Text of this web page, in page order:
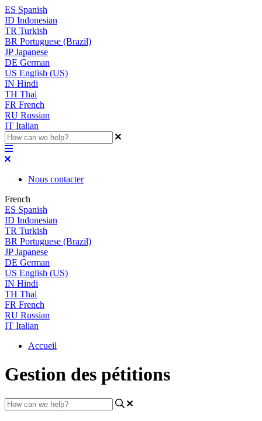
ES Spanish
ID Indonesian
TR Turkish
BR Portuguese (Brazil)
JP Japanese
DE German
US English (US)
IN Hindi
TH Thai
FR French
RU Russian
IT Italian
Nous contacter
French
ES Spanish
ID Indonesian
TR Turkish
BR Portuguese (Brazil)
JP Japanese
DE German
US English (US)
IN Hindi
TH Thai
FR French
RU Russian
IT Italian
Accueil
Gestion des pétitions